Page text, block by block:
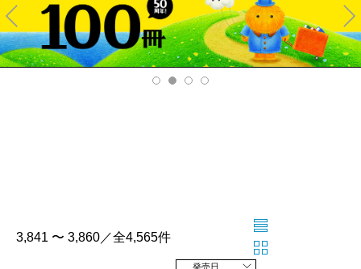
Pre
v
Ne
xt
3,841 〜 3,860／全4,565件